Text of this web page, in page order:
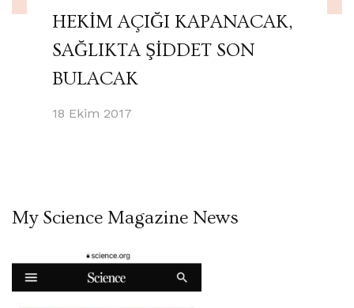
HEKİM AÇIĞI KAPANACAK,
SAĞLIKTA ŞİDDET SON
BULACAK
18 Ekim 2017
My Science Magazine News